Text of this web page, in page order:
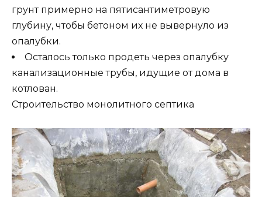
грунт примерно на пятисантиметровую
глубину, чтобы бетоном их не вывернуло из
опалубки.
Осталось только продеть через опалубку
канализационные трубы, идущие от дома в
котлован.
Строительство монолитного септика